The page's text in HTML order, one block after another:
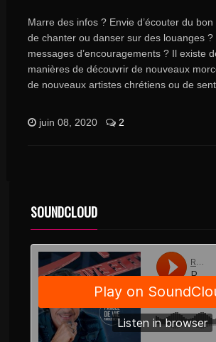
Marre des infos ? Envie d’écouter du
de chanter ou danser sur des louanges ?
messages d’encouragements ? Il existe
manières de découvrir de nouveaux
de nouveaux artistes chrétiens ou de
juin 08, 2020 2
SOUNDCLOUD